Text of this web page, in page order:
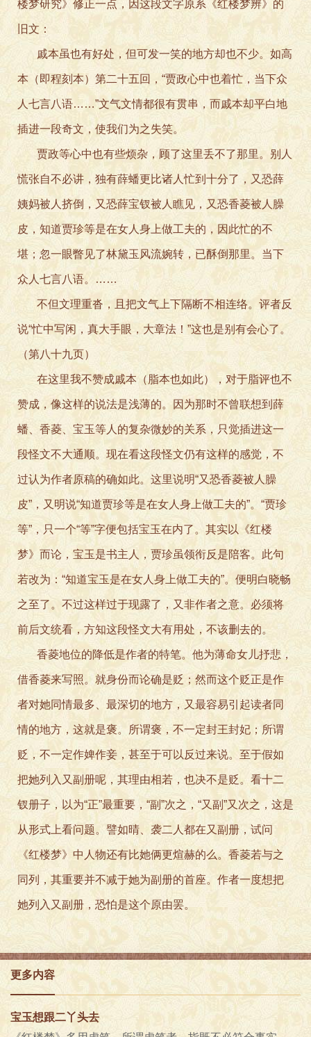
楼梦研究》修正一点，因这段文字原系《红楼梦辨》的
旧文：
戚本虽也有好处，但可发一笑的地方却也不少。如高
本（即程刻本）第二十五回，“贾政心中也着忙，当下众
人七言八语……”文气文情都很有贯串，而戚本却平白地
插进一段奇文，使我们为之失笑。
贾政等心中也有些烦杂，顾了这里丢不了那里。别人
慌张自不必讲，独有薛蟠更比诸人忙到十分了，又恐薛
姨妈被人挤倒，又恐薛宝钗被人瞧见，又恐香菱被人臊
皮，知道贾珍等是在女人身上做工夫的，因此忙的不
堪；忽一眼瞥见了林黛玉风流婉转，已酥倒那里。当下
众人七言八语。……
不但文理重沓，且把文气上下隔断不相连络。评者反
说“忙中写闲，真大手眼，大章法！”这也是别有会心了。
（第八十九页）
在这里我不赞成戚本（脂本也如此），对于脂评也不
赞成，像这样的说法是浅薄的。因为那时不曾联想到薛
蟠、香菱、宝玉等人的复杂微妙的关系，只觉插进这一
段怪文不大通顺。现在看这段怪文仍有这样的感觉，不
过认为作者原稿的确如此。这里说明“又恐香菱被人臊
皮”，又明说“知道贾珍等是在女人身上做工夫的”。“贾珍
等”，只一个“等”字便包括宝玉在内了。其实以《红楼
梦》而论，宝玉是书主人，贾珍虽领衔反是陪客。此句
若改为：“知道宝玉是在女人身上做工夫的”。便明白晓畅
之至了。不过这样过于现露了，又非作者之意。必须将
前后文统看，方知这段怪文大有用处，不该删去的。
香菱地位的降低是作者的特笔。他为薄命女儿抒悲，
借香菱来写照。就身份而论确是贬；然而这个贬正是作
者对她同情最多、最深切的地方，又最容易引起读者同
情的地方，这就是褒。所谓褒，不一定封王封妃；所谓
贬，不一定作婢作妾，甚至于可以反过来说。至于假如
把她列入又副册呢，其理由相若，也决不是贬。看十二
钗册子，以为“正”最重要，“副”次之，“又副”又次之，这是
从形式上看问题。譬如晴、袭二人都在又副册，试问
《红楼梦》中人物还有比她俩更煊赫的么。香菱若与之
同列，其重要并不减于她为副册的首座。作者一度想把
她列入又副册，恐怕是这个原由罢。
更多内容
宝玉想跟二丫头去